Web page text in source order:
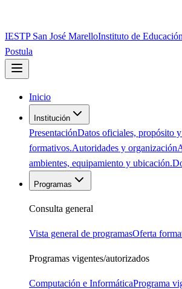
IESTP San José MarelloInstituto de
Postula
Inicio
Institución
PresentaciónDatos oficiales, propósito
formativos.Autoridades y organización
ambientes, equipamiento y ubicación.
Programas
Consulta general
Vista general de programasOferta
Programas vigentes/autorizados
Computación e InformáticaPrograma